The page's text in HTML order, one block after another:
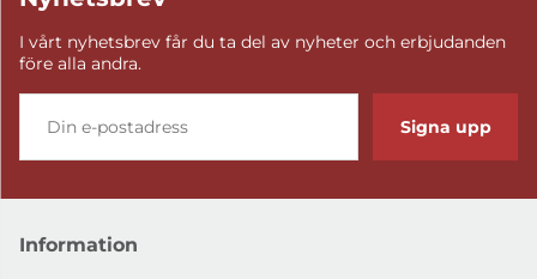
I vårt nyhetsbrev får du ta del av nyheter och erbjudanden
före alla andra.
Signa upp
Information